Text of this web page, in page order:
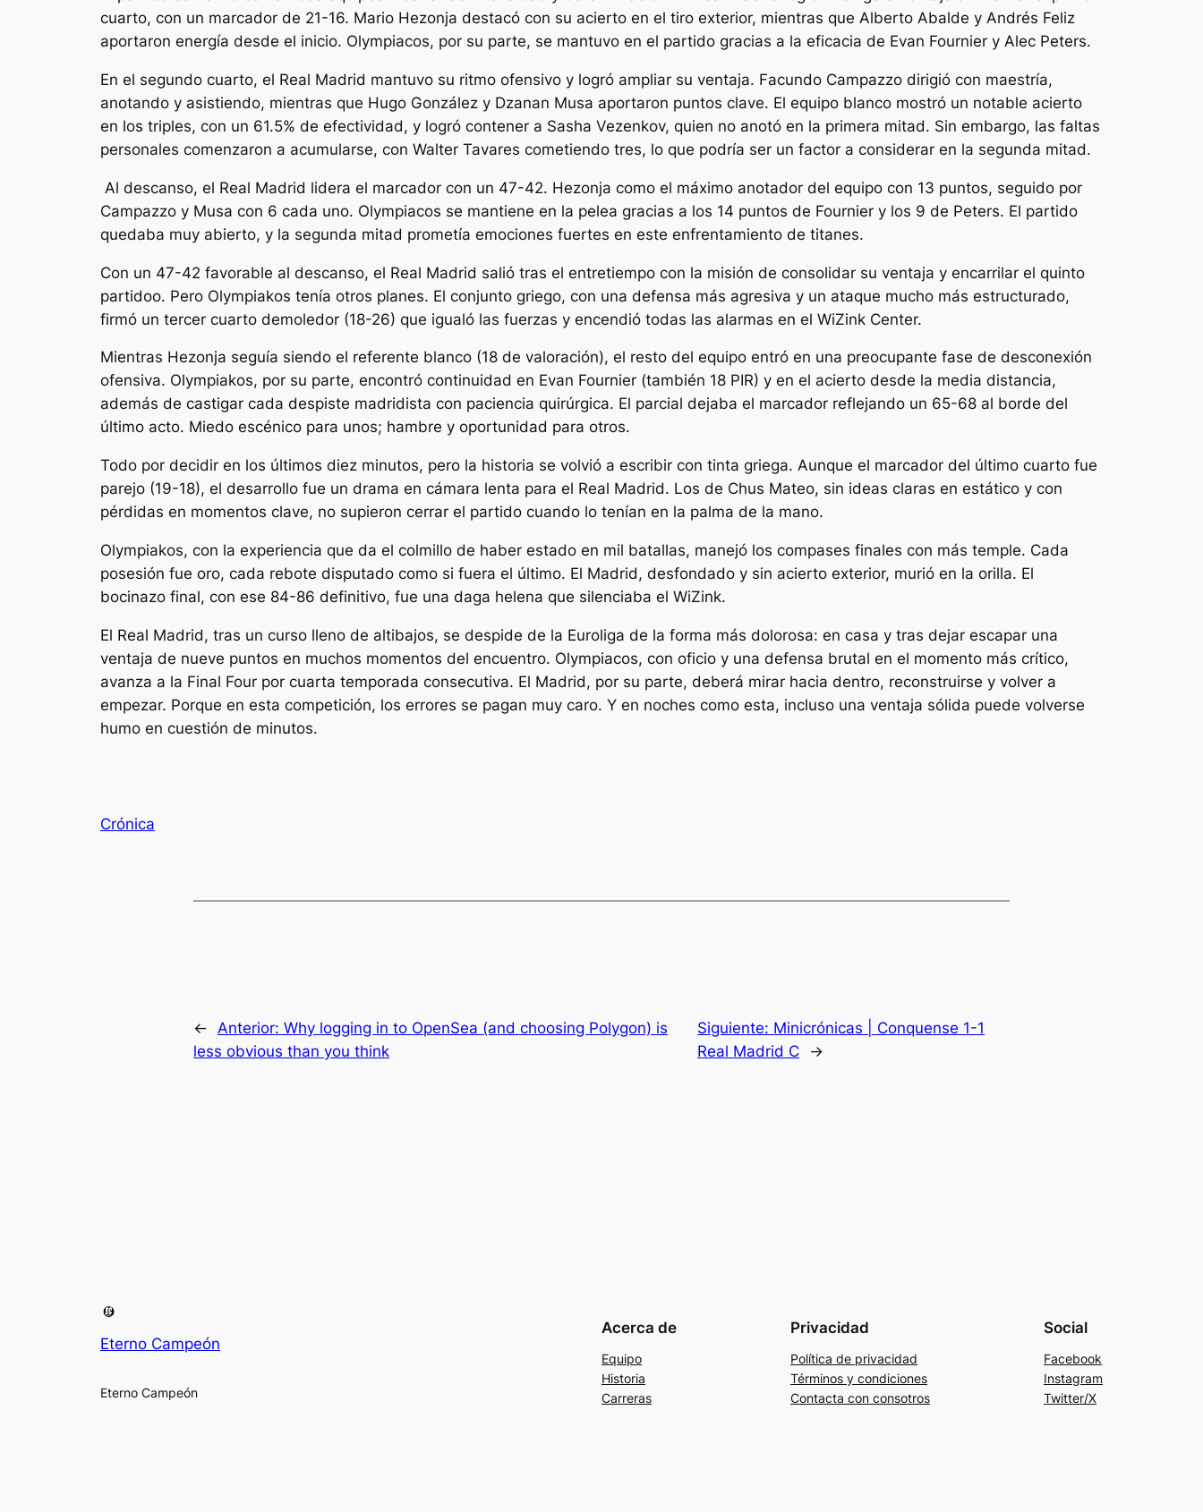
cuarto, con un marcador de 21-16. Mario Hezonja destacó con su acierto en el tiro exterior, mientras que Alberto Abalde y Andrés Feliz
aportaron energía desde el inicio. Olympiacos, por su parte, se mantuvo en el partido gracias a la eficacia de Evan Fournier y Alec Peters.
En el segundo cuarto, el Real Madrid mantuvo su ritmo ofensivo y logró ampliar su ventaja. Facundo Campazzo dirigió con maestría,
anotando y asistiendo, mientras que Hugo González y Dzanan Musa aportaron puntos clave. El equipo blanco mostró un notable acierto
en los triples, con un 61.5% de efectividad, y logró contener a Sasha Vezenkov, quien no anotó en la primera mitad. Sin embargo, las faltas
personales comenzaron a acumularse, con Walter Tavares cometiendo tres, lo que podría ser un factor a considerar en la segunda mitad.
Al descanso, el Real Madrid lidera el marcador con un 47-42. Hezonja como el máximo anotador del equipo con 13 puntos, seguido por
Campazzo y Musa con 6 cada uno. Olympiacos se mantiene en la pelea gracias a los 14 puntos de Fournier y los 9 de Peters. El partido
quedaba muy abierto, y la segunda mitad prometía emociones fuertes en este enfrentamiento de titanes.
Con un 47-42 favorable al descanso, el Real Madrid salió tras el entretiempo con la misión de consolidar su ventaja y encarrilar el quinto
partidoo. Pero Olympiakos tenía otros planes. El conjunto griego, con una defensa más agresiva y un ataque mucho más estructurado,
firmó un tercer cuarto demoledor (18-26) que igualó las fuerzas y encendió todas las alarmas en el WiZink Center.
Mientras Hezonja seguía siendo el referente blanco (18 de valoración), el resto del equipo entró en una preocupante fase de desconexión
ofensiva. Olympiakos, por su parte, encontró continuidad en Evan Fournier (también 18 PIR) y en el acierto desde la media distancia,
además de castigar cada despiste madridista con paciencia quirúrgica. El parcial dejaba el marcador reflejando un 65-68 al borde del
último acto. Miedo escénico para unos; hambre y oportunidad para otros.
Todo por decidir en los últimos diez minutos, pero la historia se volvió a escribir con tinta griega. Aunque el marcador del último cuarto fue
parejo (19-18), el desarrollo fue un drama en cámara lenta para el Real Madrid. Los de Chus Mateo, sin ideas claras en estático y con
pérdidas en momentos clave, no supieron cerrar el partido cuando lo tenían en la palma de la mano.
Olympiakos, con la experiencia que da el colmillo de haber estado en mil batallas, manejó los compases finales con más temple. Cada
posesión fue oro, cada rebote disputado como si fuera el último. El Madrid, desfondado y sin acierto exterior, murió en la orilla. El
bocinazo final, con ese 84-86 definitivo, fue una daga helena que silenciaba el WiZink.
El Real Madrid, tras un curso lleno de altibajos, se despide de la Euroliga de la forma más dolorosa: en casa y tras dejar escapar una
ventaja de nueve puntos en muchos momentos del encuentro. Olympiacos, con oficio y una defensa brutal en el momento más crítico,
avanza a la Final Four por cuarta temporada consecutiva. El Madrid, por su parte, deberá mirar hacia dentro, reconstruirse y volver a
empezar. Porque en esta competición, los errores se pagan muy caro. Y en noches como esta, incluso una ventaja sólida puede volverse
humo en cuestión de minutos.
Crónica
← Anterior: Why logging in to OpenSea (and choosing Polygon) is
less obvious than you think
Siguiente: Minicrónicas | Conquense 1-1
Real Madrid C
→
Eterno Campeón
Eterno Campeón
Acerca de
Equipo
Historia
Carreras
Privacidad
Política de privacidad
Términos y condiciones
Contacta con consotros
Social
Facebook
Instagram
Twitter/X